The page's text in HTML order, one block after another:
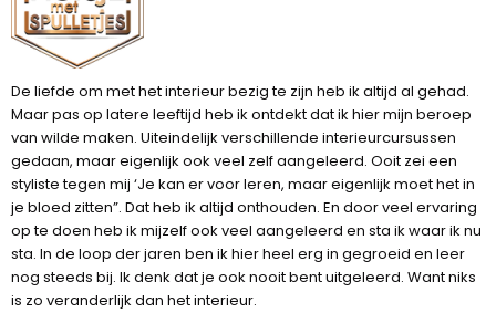
De liefde om met het interieur bezig te zijn heb ik altijd al gehad.
Maar pas op latere leeftijd heb ik ontdekt dat ik hier mijn beroep
van wilde maken. Uiteindelijk verschillende interieurcursussen
gedaan, maar eigenlijk ook veel zelf aangeleerd. Ooit zei een
styliste tegen mij ‘Je kan er voor leren, maar eigenlijk moet het in
je bloed zitten”. Dat heb ik altijd onthouden. En door veel ervaring
op te doen heb ik mijzelf ook veel aangeleerd en sta ik waar ik nu
sta. In de loop der jaren ben ik hier heel erg in gegroeid en leer
nog steeds bij. Ik denk dat je ook nooit bent uitgeleerd. Want niks
is zo veranderlijk dan het interieur.